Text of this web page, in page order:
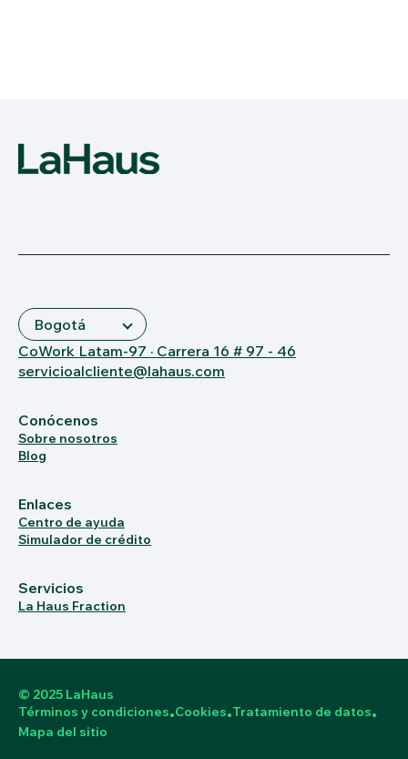
CoWork Latam-97 · Carrera 16 # 97 - 46
servicioalcliente@lahaus.com
Conócenos
Sobre nosotros
Blog
Enlaces
Centro de ayuda
Simulador de crédito
Servicios
La Haus Fraction
© 2025 LaHaus
Términos y condiciones•Cookies•Tratamiento de datos•
Mapa del sitio